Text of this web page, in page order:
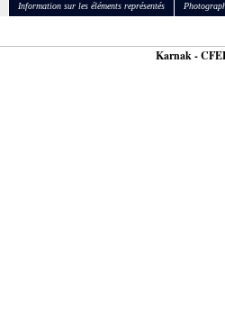
Information sur les éléments représentés